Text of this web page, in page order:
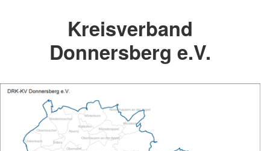
Kreisverband
Donnersberg e.V.